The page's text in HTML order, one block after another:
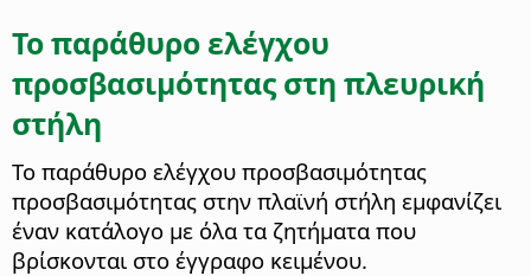
Το παράθυρο ελέγχου
προσβασιμότητας στη πλευρική
στήλη
Το παράθυρο ελέγχου προσβασιμότητας
προσβασιμότητας στην πλαϊνή στήλη εμφανίζει
έναν κατάλογο με όλα τα ζητήματα που
βρίσκονται στο έγγραφο κειμένου.